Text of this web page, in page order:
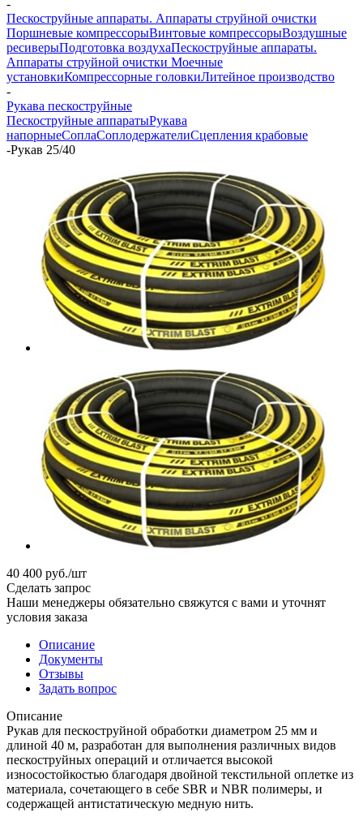
-
Пескоструйные аппараты. Аппараты струйной очистки
Поршневые компрессорыВинтовые компрессорыВоздушные
ресиверыПодготовка воздухаПескоструйные аппараты.
Аппараты струйной очистки Моечные
установкиКомпрессорные головкиЛитейное производство
-
Рукава пескоструйные
Пескоструйные аппаратыРукава
напорныеСоплаСоплодержателиСцепления крабовые
-Рукав 25/40
40 400 руб./шт
Сделать запрос
Наши менеджеры обязательно свяжутся с вами и уточнят
условия заказа
Описание
Документы
Отзывы
Задать вопрос
Описание
Рукав для пескоструйной обработки диаметром 25 мм и
длиной 40 м, разработан для выполнения различных видов
пескоструйных операций и отличается высокой
износостойкостью благодаря двойной текстильной оплетке из
материала, сочетающего в себе SBR и NBR полимеры, и
содержащей антистатическую медную нить.